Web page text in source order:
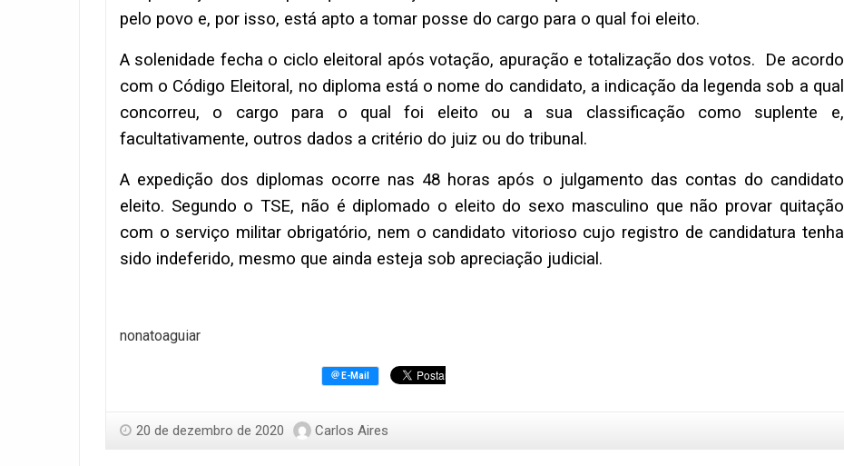
pelo povo e, por isso, está apto a tomar posse do cargo para o qual foi eleito.
A solenidade fecha o ciclo eleitoral após votação, apuração e totalização dos votos. De acordo
com o Código Eleitoral, no diploma está o nome do candidato, a indicação da legenda sob a qual
concorreu, o cargo para o qual foi eleito ou a sua classificação como suplente e,
facultativamente, outros dados a critério do juiz ou do tribunal.
A expedição dos diplomas ocorre nas 48 horas após o julgamento das contas do candidato
eleito. Segundo o TSE, não é diplomado o eleito do sexo masculino que não provar quitação
com o serviço militar obrigatório, nem o candidato vitorioso cujo registro de candidatura tenha
sido indeferido, mesmo que ainda esteja sob apreciação judicial.
nonatoaguiar
20 de dezembro de 2020 Carlos Aires